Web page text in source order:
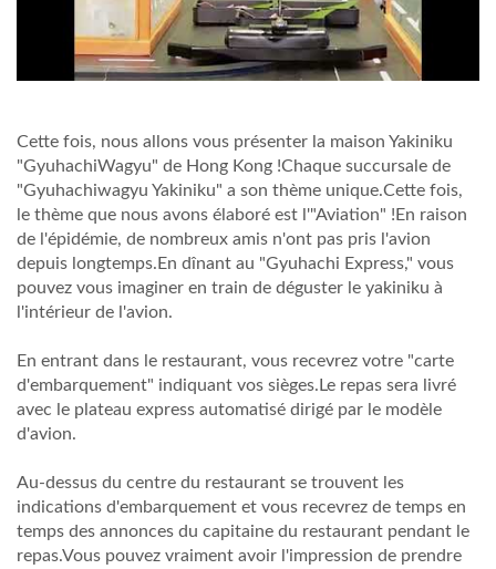
Cette fois, nous allons vous présenter la maison Yakiniku
"GyuhachiWagyu" de Hong Kong !Chaque succursale de
"Gyuhachiwagyu Yakiniku" a son thème unique.Cette fois,
le thème que nous avons élaboré est l'"Aviation" !En raison
de l'épidémie, de nombreux amis n'ont pas pris l'avion
depuis longtemps.En dînant au "Gyuhachi Express," vous
pouvez vous imaginer en train de déguster le yakiniku à
l'intérieur de l'avion.
En entrant dans le restaurant, vous recevrez votre "carte
d'embarquement" indiquant vos sièges.Le repas sera livré
avec le plateau express automatisé dirigé par le modèle
d'avion.
Au-dessus du centre du restaurant se trouvent les
indications d'embarquement et vous recevrez de temps en
temps des annonces du capitaine du restaurant pendant le
repas.Vous pouvez vraiment avoir l'impression de prendre